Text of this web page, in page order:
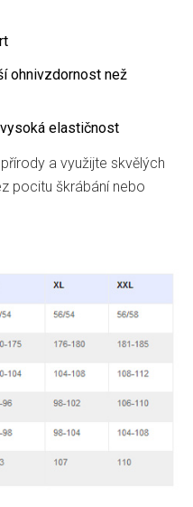
ohnivzdornost než
elastičnost
a využijte skvělých
pocitu škrábání nebo